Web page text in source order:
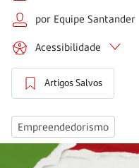
por Equipe Santander
Acessibilidade
Artigos Salvos
Empreendedorismo